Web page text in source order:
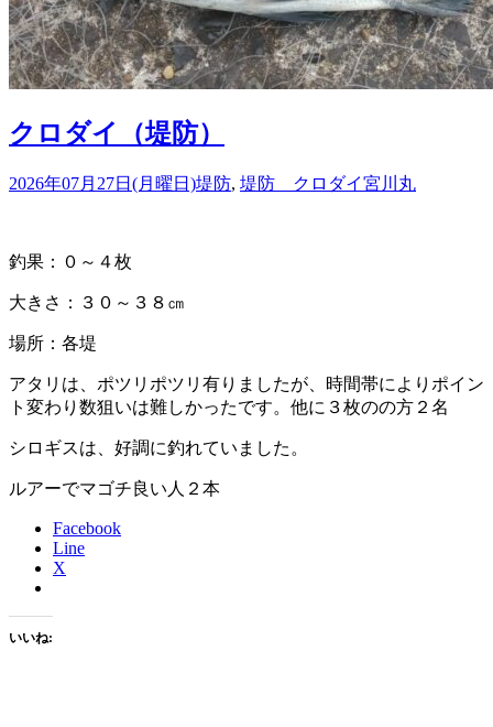
クロダイ（堤防）
2026年07月27日(月曜日)堤防, 堤防 クロダイ宮川丸
釣果：０～４枚
大きさ：３０～３８㎝
場所：各堤
アタリは、ポツリポツリ有りましたが、時間帯によりポイン
ト変わり数狙いは難しかったです。他に３枚のの方２名
シロギスは、好調に釣れていました。
ルアーでマゴチ良い人２本
Facebook
Line
X
いいね: